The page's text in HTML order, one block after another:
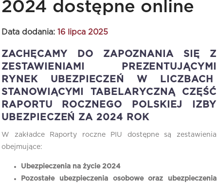
2024 dostępne online
Data dodania: 16 lipca 2025
ZACHĘCAMY DO ZAPOZNANIA SIĘ Z
ZESTAWIENIAMI PREZENTUJĄCYMI
RYNEK UBEZPIECZEŃ W LICZBACH
STANOWIĄCYMI TABELARYCZNĄ CZĘŚĆ
RAPORTU ROCZNEGO POLSKIEJ IZBY
UBEZPIECZEŃ ZA 2024 ROK
W zakładce Raporty roczne PIU dostępne są zestawienia
obejmujące:
Ubezpieczenia na życie 2024
Pozostałe ubezpieczenia osobowe oraz ubezpieczenia